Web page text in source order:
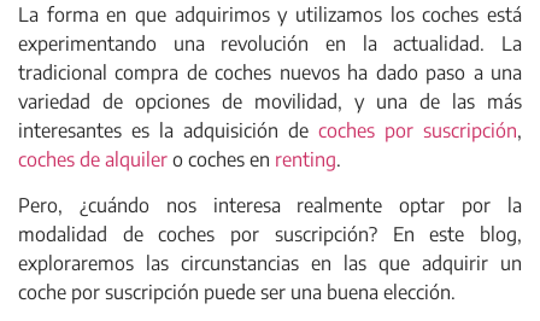
La forma en que adquirimos y utilizamos los coches está
experimentando una revolución en la actualidad. La
tradicional compra de coches nuevos ha dado paso a una
variedad de opciones de movilidad, y una de las más
interesantes es la adquisición de coches por suscripción,
coches de alquiler o coches en renting.
Pero, ¿cuándo nos interesa realmente optar por la
modalidad de coches por suscripción? En este blog,
exploraremos las circunstancias en las que adquirir un
coche por suscripción puede ser una buena elección.